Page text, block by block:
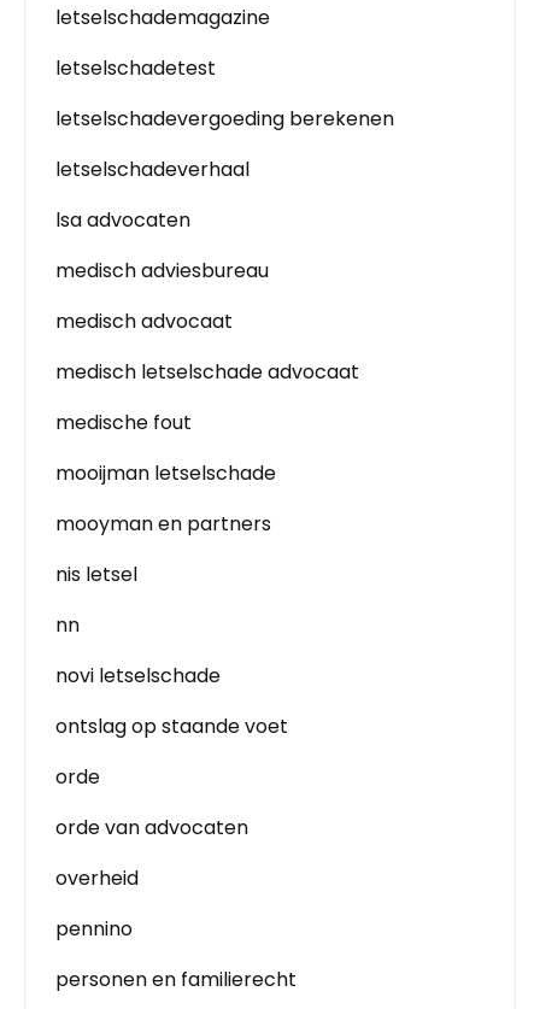
letselschademagazine
letselschadetest
letselschadevergoeding berekenen
letselschadeverhaal
lsa advocaten
medisch adviesbureau
medisch advocaat
medisch letselschade advocaat
medische fout
mooijman letselschade
mooyman en partners
nis letsel
nn
novi letselschade
ontslag op staande voet
orde
orde van advocaten
overheid
pennino
personen en familierecht